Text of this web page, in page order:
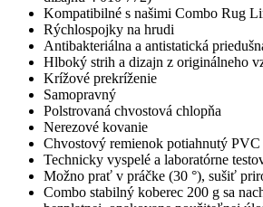
Kompatibilné s našimi Combo Rug
Rýchlospojky na hrudi
Antibakteriálna a antistatická
Hlboký strih a dizajn z originálneho
Krížové prekríženie
Samopravný
Polstrovaná chvostová chlopňa
Nerezové kovanie
Chvostový remienok potiahnutý PVC
Technicky vyspelé a laboratórne
Možno prať v práčke (30 °), sušiť
Combo stabilný koberec 200 g sa